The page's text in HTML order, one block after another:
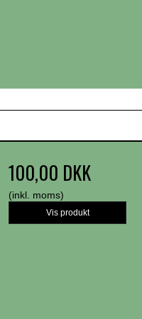
100,00 DKK
(inkl. moms)
Vis produkt